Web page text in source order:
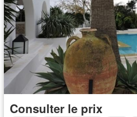
Consulter le prix